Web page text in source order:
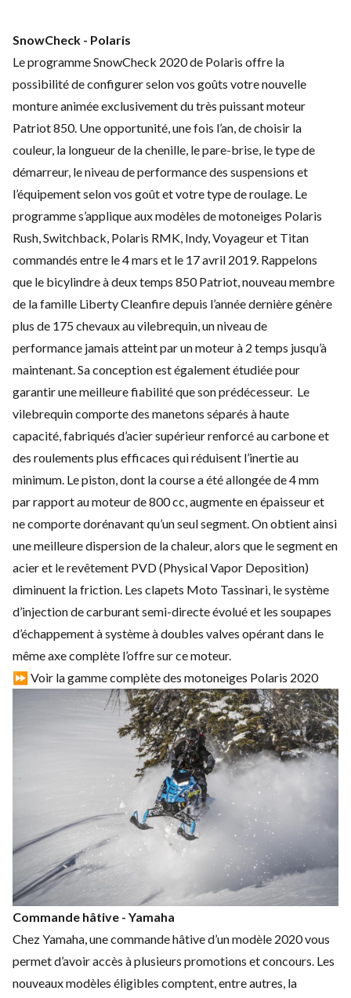
SnowCheck - Polaris
Le programme SnowCheck 2020 de Polaris offre la
possibilité de configurer selon vos goûts votre nouvelle
monture animée exclusivement du très puissant moteur
Patriot 850. Une opportunité, une fois l’an, de choisir la
couleur, la longueur de la chenille, le pare-brise, le type de
démarreur, le niveau de performance des suspensions et
l’équipement selon vos goût et votre type de roulage. Le
programme s’applique aux modèles demotoneiges Polaris
Rush, Switchback, Polaris RMK, Indy, Voyageur et Titan
commandés entre le 4 mars et le 17 avril 2019. Rappelons
que le bicylindre à deux temps 850 Patriot, nouveau membre
de la famille Liberty Cleanfire depuis l’année dernière génère
plus de 175 chevaux au vilebrequin, un niveau de
performance jamais atteint par un moteur à 2 temps jusqu’à
maintenant. Sa conception est également étudiée pour
garantir une meilleure fiabilité que son prédécesseur. Le
vilebrequin comporte des manetons séparés à haute
capacité, fabriqués d’acier supérieur renforcé au carbone et
des roulements plus efficaces qui réduisent l’inertie au
minimum. Le piston, dont la course a été allongée de 4 mm
par rapport au moteur de 800 cc, augmente en épaisseur et
ne comporte dorénavant qu’un seul segment. On obtient ainsi
une meilleure dispersion de la chaleur, alors que le segment en
acier et le revêtement PVD (Physical Vapor Deposition)
diminuent la friction. Les clapets Moto Tassinari, le système
d’injection de carburant semi-directe évolué et les soupapes
d’échappement à système à doubles valves opérant dans le
même axe complète l’offre sur ce moteur.
⏩ Voir la gamme complète des motoneiges Polaris 2020
Commande hâtive - Yamaha
Chez Yamaha, une commande hâtive d’un modèle 2020 vous
permet d’avoir accès à plusieurs promotions et concours. Les
nouveaux modèles éligibles comptent, entre autres, la